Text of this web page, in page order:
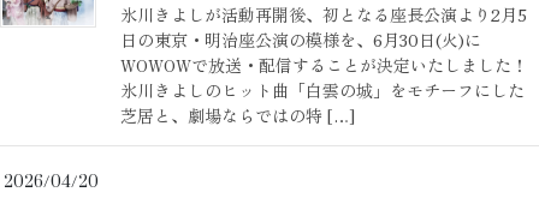
氷川きよしが活動再開後、初となる座長公演より2月5
日の東京・明治座公演の模様を、6月30日(火)に
WOWOWで放送・配信することが決定いたしました！
氷川きよしのヒット曲「白雲の城」をモチーフにした
芝居と、劇場ならではの特 […]
2026/04/20